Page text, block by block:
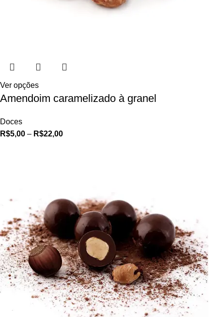
Ver opções
Amendoim caramelizado à granel
Doces
R$5,00 – R$22,00